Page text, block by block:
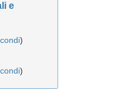
e
)
)